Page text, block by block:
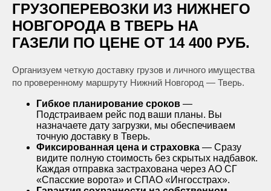
ГРУЗОПЕРЕВОЗКИ ИЗ НИЖНЕГО
НОВГОРОДА В ТВЕРЬ НА
ГАЗЕЛИ ПО ЦЕНЕ ОТ 14 400 РУБ.
Организуем четкую доставку грузов и личного имущества
по проверенному маршруту Нижний Новгород — Тверь.
Гибкое планирование сроков —
Подстраиваем рейс под ваши планы. Вы
назначаете дату загрузки, мы обеспечиваем
точную доставку в Тверь.
Фиксированная цена и страховка — Сразу
видите полную стоимость без скрытых надбавок.
Каждая отправка застрахована через АО СГ
«Спасские ворота» и СПАО «Ингосстрах».